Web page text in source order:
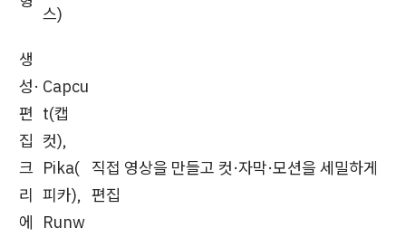
스)
생
성·
편
집
크
리
에
Capcu
t(캡
컷),
Pika(
피카),
Runw
직접 영상을 만들고 컷·자막·모션을 세밀하게
편집